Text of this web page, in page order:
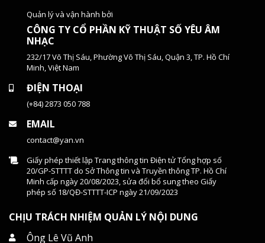
Quản lý và vận hành bởi
CÔNG TY CỔ PHẦN KỸ THUẬT SỐ YÊU ÂM
NHẠC
232/17 Võ Thị Sáu, Phường Võ Thị Sáu, Quận 3, TP. Hồ Chí
Minh, Việt Nam
ĐIỆN THOẠI
(+84) 2873 050 788
EMAIL
contact@yan.vn
Giấy phép thiết lập Trang thông tin Điện tử Tổng hợp số
20/GP-STTTT do Sở Thông tin và Truyền thông TP. Hồ Chí
Minh cấp ngày 20/08/2023, sửa đổi bổ sung theo Giấy
phép số 18/QĐ-STTTT-ICP ngày 21/09/2023
CHỊU TRÁCH NHIỆM QUẢN LÝ NỘI DUNG
Ông Lê Vũ Anh